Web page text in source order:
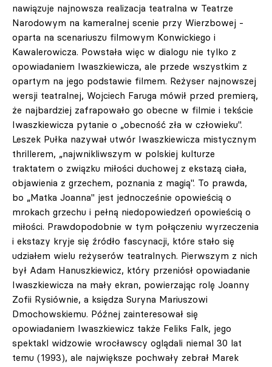
nawiązuje najnowsza realizacja teatralna w Teatrze
Narodowym na kameralnej scenie przy Wierzbowej -
oparta na scenariuszu filmowym Konwickiego i
Kawalerowicza. Powstała więc w dialogu nie tylko z
opowiadaniem Iwaszkiewicza, ale przede wszystkim z
opartym na jego podstawie filmem. Reżyser najnowszej
wersji teatralnej, Wojciech Faruga mówił przed premierą,
że najbardziej zafrapowało go obecne w filmie i tekście
Iwaszkiewicza pytanie o „obecność zła w człowieku".
Leszek Pułka nazywał utwór Iwaszkiewicza mistycznym
thrillerem, „najwnikliwszym w polskiej kulturze
traktatem o związku miłości duchowej z ekstazą ciała,
objawienia z grzechem, poznania z magią". To prawda,
bo „Matka Joanna" jest jednocześnie opowieścią o
mrokach grzechu i pełną niedopowiedzeń opowieścią o
miłości. Prawdopodobnie w tym połączeniu wyrzeczenia
i ekstazy kryje się źródło fascynacji, które stało się
udziałem wielu reżyserów teatralnych. Pierwszym z nich
był Adam Hanuszkiewicz, który przeniósł opowiadanie
Iwaszkiewicza na mały ekran, powierzając rolę Joanny
Zofii Rysiównie, a księdza Suryna Mariuszowi
Dmochowskiemu. Późnej zainteresował się
opowiadaniem Iwaszkiewicz także Feliks Falk, jego
spektakl widzowie wrocławscy oglądali niemal 30 lat
temu (1993), ale największe pochwały zebrał Marek